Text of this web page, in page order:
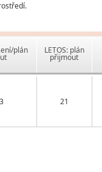
plán LETOS: plán
přijmout
21